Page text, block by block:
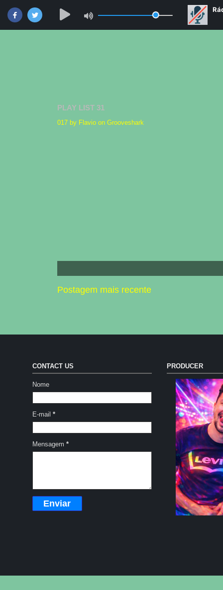
PLAY LIST 31
017 by Flavio on Grooveshark
Postagem mais recente
CONTACT US
Nome
E-mail *
Mensagem *
PRODUCER